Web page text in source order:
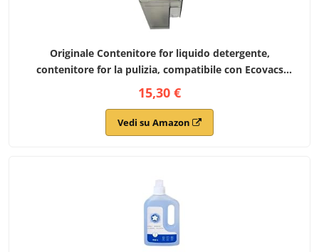
Originale Contenitore for liquido detergente,
contenitore for la pulizia, compatibile con Ecovacs
Deebot X8 Pro / X8 Omni / X8 Pro Omni / T50 Pro / T50
Omni,Parti dell'aspirapolvere robot
15,30 €
Vedi su Amazon